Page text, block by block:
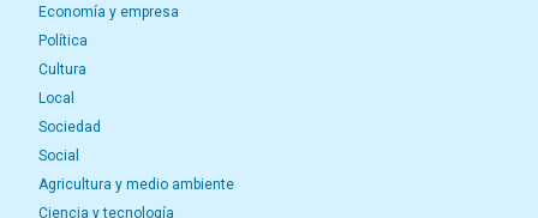
Economía y empresa
Política
Cultura
Local
Sociedad
Social
Agricultura y medio ambiente
Ciencia y tecnología